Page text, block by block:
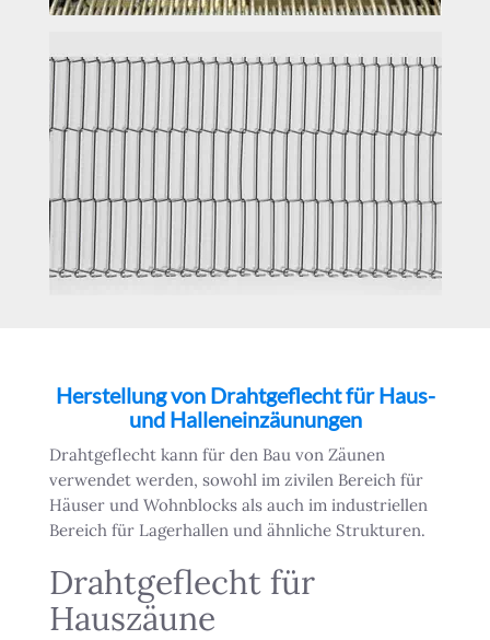
Herstellung von Drahtgeflecht für Haus-
und Halleneinzäunungen
Drahtgeflecht kann für den Bau von Zäunen
verwendet werden, sowohl im zivilen Bereich für
Häuser und Wohnblocks als auch im industriellen
Bereich für Lagerhallen und ähnliche Strukturen.
Drahtgeflecht für
Hauszäune